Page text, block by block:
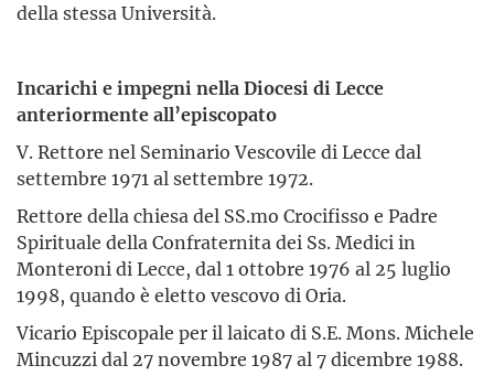
della stessa Università.
Incarichi e impegni nella Diocesi di Lecce
anteriormente all’episcopato
V. Rettore nel Seminario Vescovile di Lecce dal
settembre 1971 al settembre 1972.
Rettore della chiesa del SS.mo Crocifisso e Padre
Spirituale della Confraternita dei Ss. Medici in
Monteroni di Lecce, dal 1 ottobre 1976 al 25 luglio
1998, quando è eletto vescovo di Oria.
Vicario Episcopale per il laicato di S.E. Mons. Michele
Mincuzzi dal 27 novembre 1987 al 7 dicembre 1988.